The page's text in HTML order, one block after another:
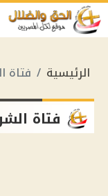
الرئيسية فتاة
فتاة